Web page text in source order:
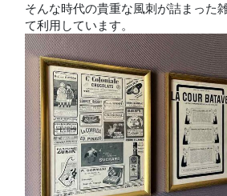
そんな時代の貴重な風刺が詰まった
て利用しています。